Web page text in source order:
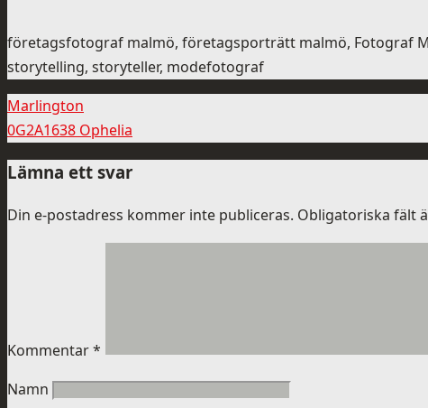
företagsfotograf malmö, företagsporträtt malmö, Fotograf
storytelling, storyteller, modefotograf
Marlington
0G2A1638 Ophelia
Lämna ett svar
Din e-postadress kommer inte publiceras. Obligatoriska fält
Kommentar*
Namn